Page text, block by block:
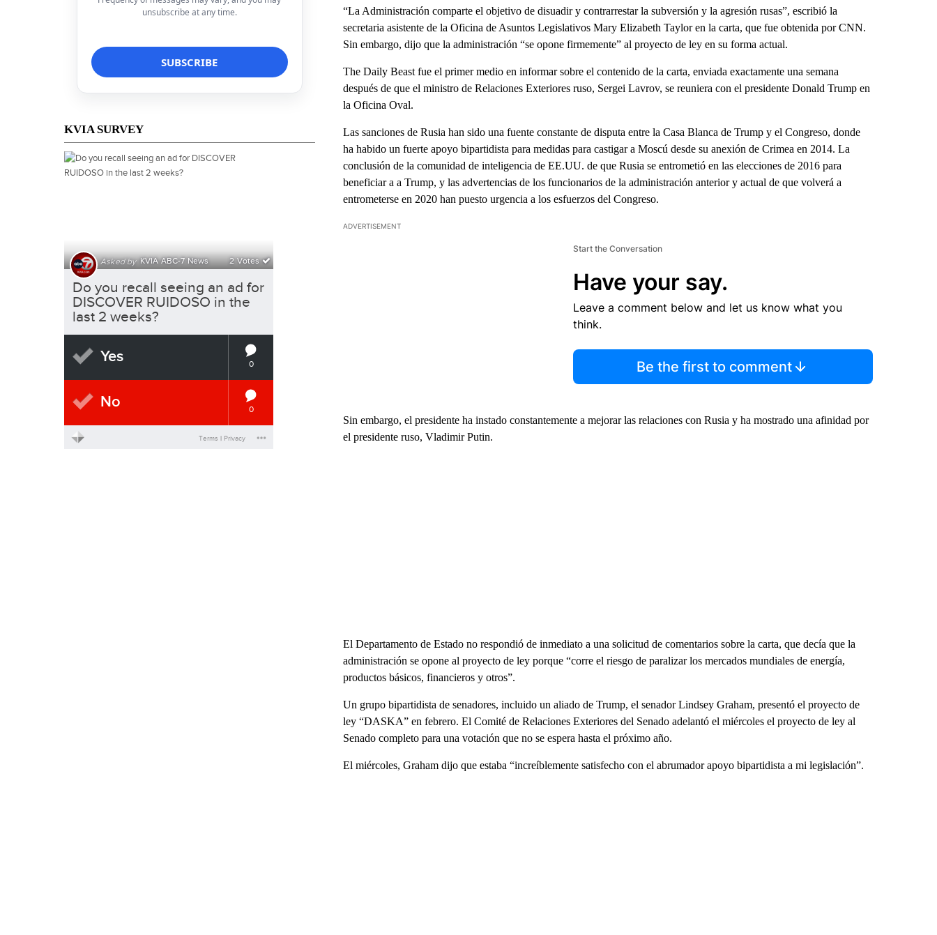
unsubscribe at any time.
KVIA SURVEY
“La Administración comparte el objetivo de disuadir y contrarrestar la subversión y la agresión rusas”, escribió la
secretaria asistente de la Oficina de Asuntos Legislativos Mary Elizabeth Taylor en la carta, que fue obtenida por CNN.
Sin embargo, dijo que la administración “se opone firmemente” al proyecto de ley en su forma actual.
The Daily Beast fue el primer medio en informar sobre el contenido de la carta, enviada exactamente una semana
después de que el ministro de Relaciones Exteriores ruso, Sergei Lavrov, se reuniera con el presidente Donald Trump en
la Oficina Oval.
Las sanciones de Rusia han sido una fuente constante de disputa entre la Casa Blanca de Trump y el Congreso, donde
ha habido un fuerte apoyo bipartidista para medidas para castigar a Moscú desde su anexión de Crimea en 2014. La
conclusión de la comunidad de inteligencia de EE.UU. de que Rusia se entrometió en las elecciones de 2016 para
beneficiar a a Trump, y las advertencias de los funcionarios de la administración anterior y actual de que volverá a
entrometerse en 2020 han puesto urgencia a los esfuerzos del Congreso.
ADVERTISEMENT
Start the Conversation
Have your say.
Leave a comment below and let us know what you
think.
Be the first to comment
Sin embargo, el presidente ha instado constantemente a mejorar las relaciones con Rusia y ha mostrado una afinidad por
el presidente ruso, Vladimir Putin.
El Departamento de Estado no respondió de inmediato a una solicitud de comentarios sobre la carta, que decía que la
administración se opone al proyecto de ley porque “corre el riesgo de paralizar los mercados mundiales de energía,
productos básicos, financieros y otros”.
Un grupo bipartidista de senadores, incluido un aliado de Trump, el senador Lindsey Graham, presentó el proyecto de
ley “DASKA” en febrero. El Comité de Relaciones Exteriores del Senado adelantó el miércoles el proyecto de ley al
Senado completo para una votación que no se espera hasta el próximo año.
El miércoles, Graham dijo que estaba “increíblemente satisfecho con el abrumador apoyo bipartidista a mi legislación”.